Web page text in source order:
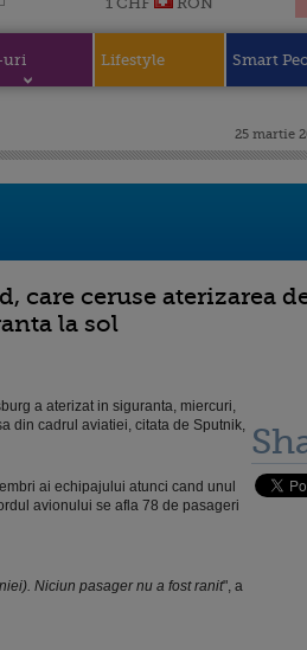
uri Lifestyle Smart
25 martie
care ceruse aterizarea
la sol
a aterizat in siguranta, miercuri,
din cadrul aviatiei, citata de Sputnik,
ai echipajului atunci cand unul
avionului se afla 78 de pasageri
Niciun pasager nu a fost ranit", a